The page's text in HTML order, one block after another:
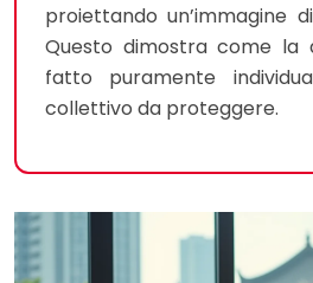
proiettando un’immagine
Questo dimostra come la
fatto puramente
collettivo da proteggere.